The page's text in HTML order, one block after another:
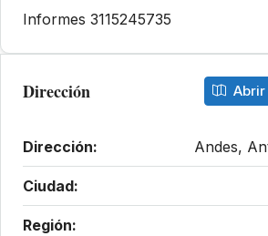
Informes 3115245735
Dirección Abrir
Dirección: Andes,
Ciudad:
Región: